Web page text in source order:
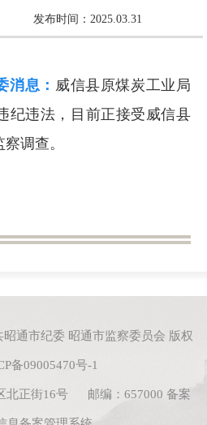
发布时间：2025.03.31
消息： 威信县原煤炭工业局
纪违法，目前正接受威信县
调查。
通市纪委 昭通市监察委员会 版权
备09005470号-1
北正街16号 邮编：657000 备案